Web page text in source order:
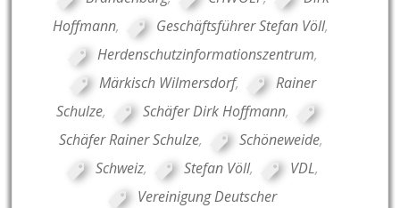
Hoffmann, Geschäftsführer Stefan Völl,
Herdenschutzinformationszentrum,
Märkisch Wilmersdorf,
Rainer
Schulze, Schäfer Dirk Hoffmann,
Schäfer Rainer Schulze, Schöneweide,
Schweiz, Stefan Völl, VDL,
Vereinigung Deutscher